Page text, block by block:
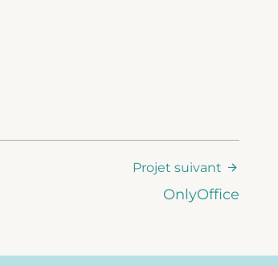
Projet suivant
OnlyOffice